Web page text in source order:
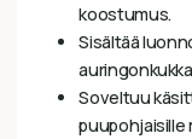
koostumus.
Sisältää
Soveltuu
puupohjaisille